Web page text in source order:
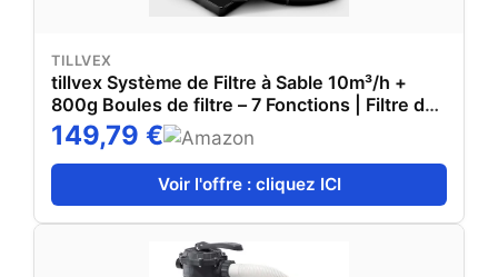
TILLVEX
tillvex Système de Filtre à Sable 10m³/h +
800g Boules de filtre – 7 Fonctions | Filtre de
Piscine avec indicateur de pression | Filtre à
sable pour bassins & piscines
149,79 €
Voir l'offre : cliquez ICI